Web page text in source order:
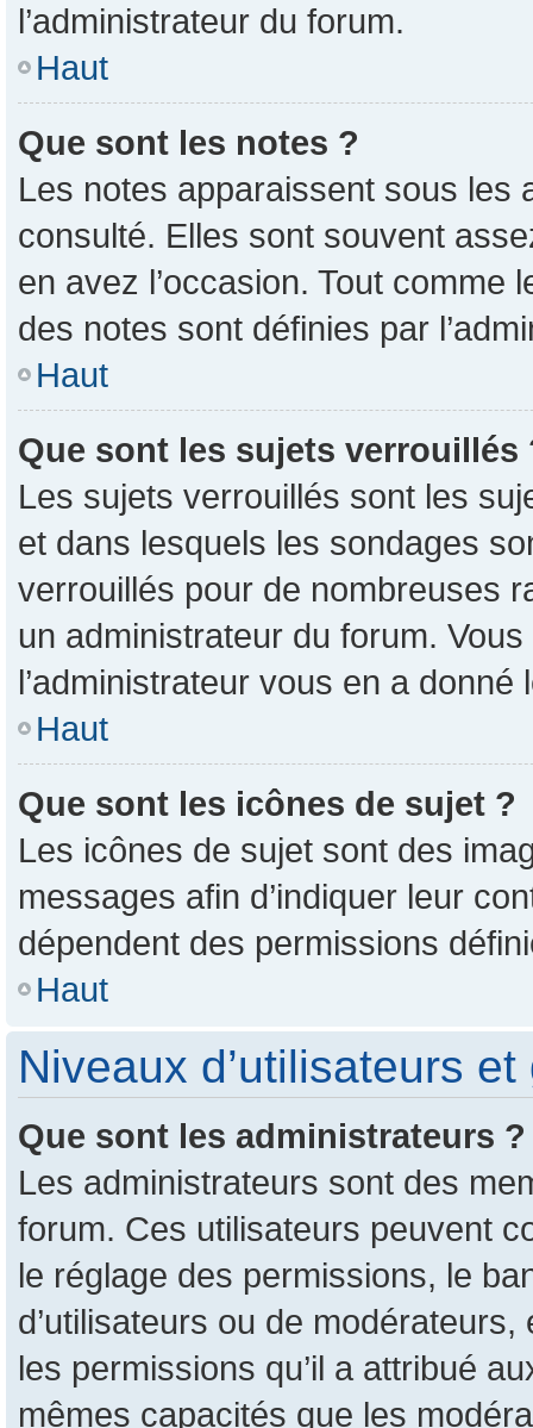
l’administrateur du forum.
Haut
Que sont les notes ?
Les notes apparaissent sous les
consulté. Elles sont souvent
en avez l’occasion. Tout
des notes sont définies par
Haut
Que sont les sujets verrouillés
Les sujets verrouillés sont les
et dans lesquels les sondages
verrouillés pour de nombreuses
un administrateur du forum.
l’administrateur vous en a donné
Haut
Que sont les icônes de sujet ?
Les icônes de sujet sont des
messages afin d’indiquer leur
dépendent des permissions
Haut
Niveaux d’utilisateurs
Que sont les administrateurs ?
Les administrateurs sont des
forum. Ces utilisateurs peuvent
le réglage des permissions, le
d’utilisateurs ou de
les permissions qu’il a attribué
mêmes capacités que les